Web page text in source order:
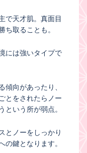
で天才肌。真面目
ち取ることも。
には強いタイプで
傾向があったり、
とをされたらノー
という所が弱点。
とノーをしっかり
の鍵となります。